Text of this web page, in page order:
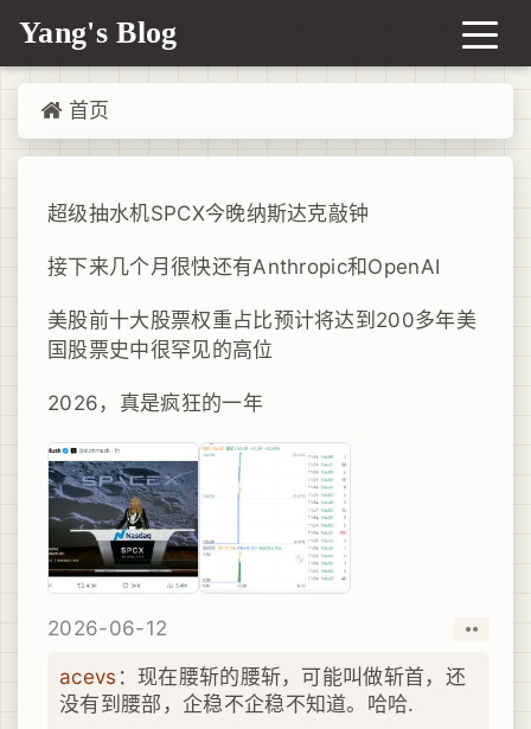
Yang's Blog
首页
超级抽水机SPCX今晚纳斯达克敲钟
接下来几个月很快还有Anthropic和OpenAI
美股前十大股票权重占比预计将达到200多年美
国股票史中很罕见的高位
2026，真是疯狂的一年
2026-06-12
acevs ：现在腰斩的腰斩，可能叫做斩首，还
没有到腰部，企稳不企稳不知道。哈哈.